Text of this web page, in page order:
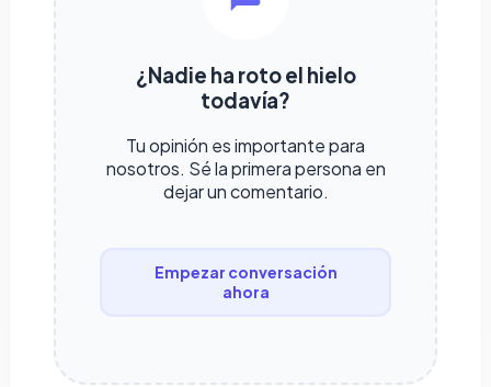
¿Nadie ha roto el hielo
todavía?
Tu opinión es importante para
nosotros. Sé la primera persona en
dejar un comentario.
Empezar conversación
ahora